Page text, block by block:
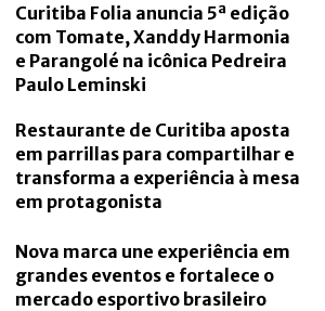
Curitiba Folia anuncia 5ª edição
com Tomate, Xanddy Harmonia
e Parangolé na icônica Pedreira
Paulo Leminski
Restaurante de Curitiba aposta
em parrillas para compartilhar e
transforma a experiência à mesa
em protagonista
Nova marca une experiência em
grandes eventos e fortalece o
mercado esportivo brasileiro